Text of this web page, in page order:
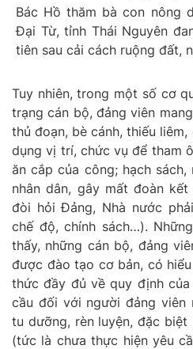
Bác Hồ thăm bà con nông
Đại Từ, tỉnh Thái Nguyên
tiên sau cải cách ruộng đất,
Tuy nhiên, trong một số cơ
trạng cán bộ, đảng viên
thủ đoạn, bè cánh, thiếu
dụng vị trí, chức vụ để tham
ăn cắp của công; hạch
nhân dân, gây mất đoàn
đòi hỏi Đảng, Nhà nước
chế độ, chính sách…).
thấy, những cán bộ, đảng
được đào tạo cơ bản, có
thức đầy đủ về quy định
cầu đối với người đảng viên
tu dưỡng, rèn luyện, đặc
(tức là chưa thực hiện yêu